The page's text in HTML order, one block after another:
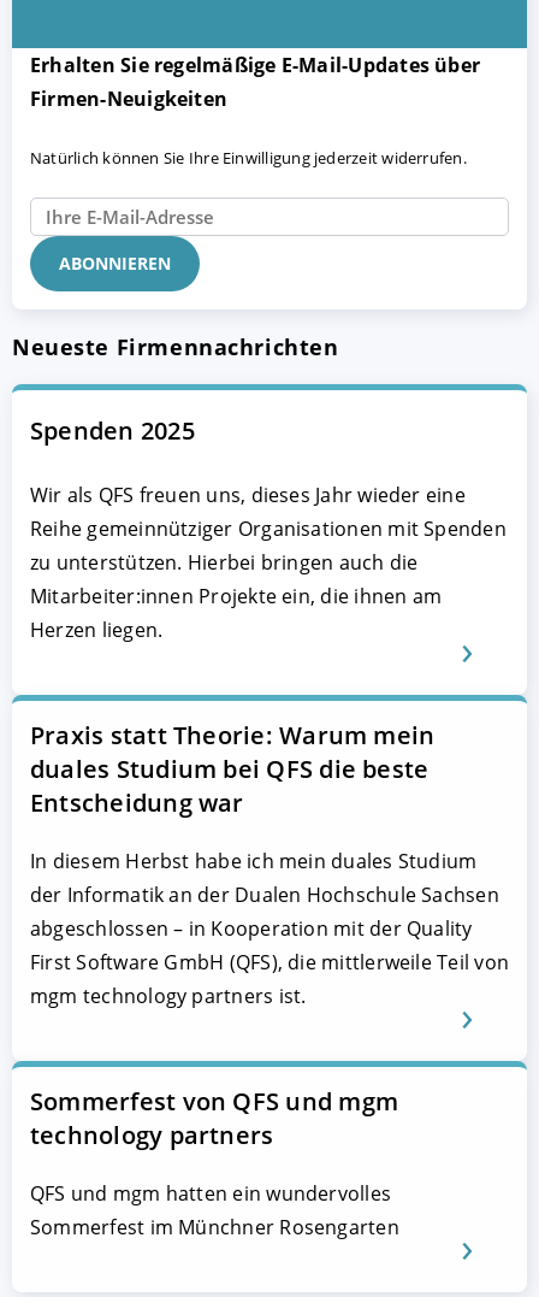
Erhalten Sie regelmäßige E-Mail-Updates über
Firmen-Neuigkeiten
Natürlich können Sie Ihre Einwilligung jederzeit widerrufen.
Neueste Firmennachrichten
Spenden 2025
Wir als QFS freuen uns, dieses Jahr wieder eine
Reihe gemeinnütziger Organisationen mit Spenden
zu unterstützen. Hierbei bringen auch die
Mitarbeiter:innen Projekte ein, die ihnen am
Herzen liegen.
Praxis statt Theorie: Warum mein
duales Studium bei QFS die beste
Entscheidung war
In diesem Herbst habe ich mein duales Studium
der Informatik an der Dualen Hochschule Sachsen
abgeschlossen – in Kooperation mit der Quality
First Software GmbH (QFS), die mittlerweile Teil von
mgm technology partners ist.
Sommerfest von QFS und mgm
technology partners
QFS und mgm hatten ein wundervolles
Sommerfest im Münchner Rosengarten